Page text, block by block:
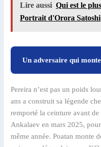
Lire aussi Qui est le
Portrait d'Orora Satoshi
Un adversaire qui
Pereira n’est pas un poids
ans a construit sa légende
remporté la ceinture avant
Ankalaev en mars 2025,
même année. Poatan monte